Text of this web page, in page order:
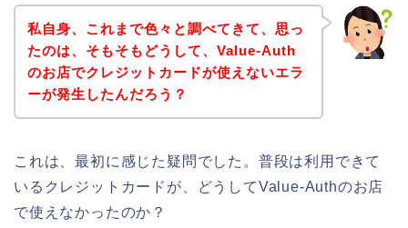
私自身、これまで色々と調べてきて、思っ
たのは、そもそもどうして、Value-Auth
のお店でクレジットカードが使えないエラ
ーが発生したんだろう？
これは、最初に感じた疑問でした。普段は利用できて
いるクレジットカードが、どうしてValue-Authのお店
で使えなかったのか？